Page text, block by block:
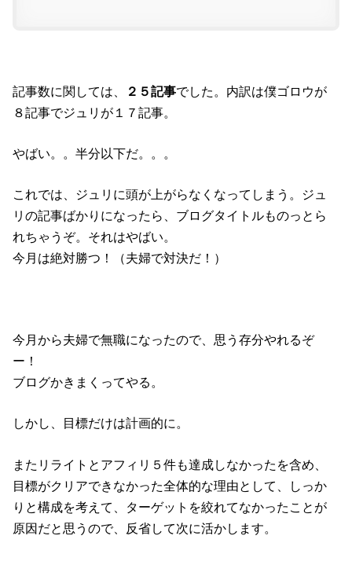
記事数に関しては、 ２５記事でした。内訳は僕ゴロウが
８記事でジュリが１７記事。
やばい。。半分以下だ。。。
これでは、ジュリに頭が上がらなくなってしまう。ジュ
リの記事ばかりになったら、ブログタイトルものっとら
れちゃうぞ。それはやばい。
今月は絶対勝つ！（夫婦で対決だ！）
今月から夫婦で無職になったので、思う存分やれるぞ
ー！
ブログかきまくってやる。
しかし、目標だけは計画的に。
またリライトとアフィリ５件も達成しなかったを含め、
目標がクリアできなかった全体的な理由として、しっか
りと構成を考えて、ターゲットを絞れてなかったことが
原因だと思うので、反省して次に活かします。